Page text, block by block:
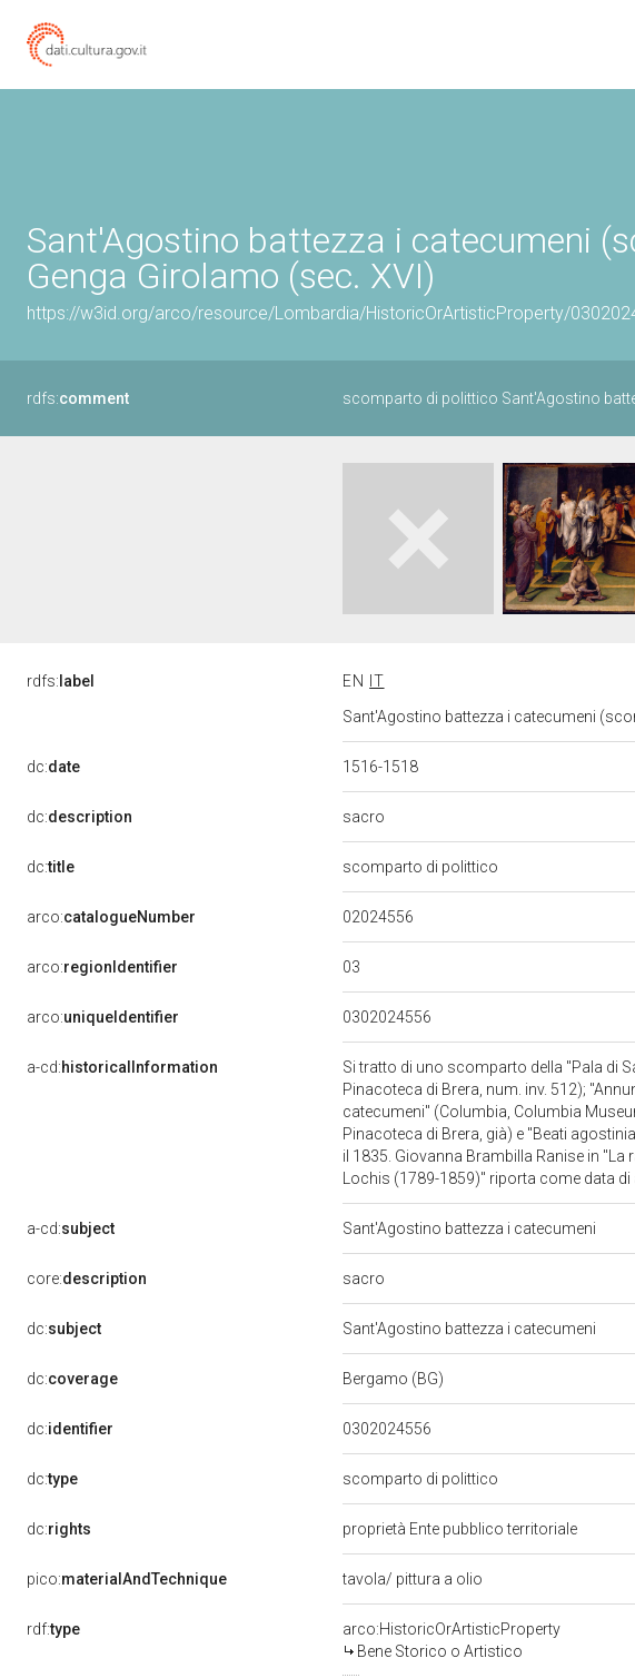
Sant'Agostino battezza i catecumeni
Genga Girolamo (sec. XVI)
https://w3id.org/arco/resource/Lombardia/HistoricOrArtisticProperty/
rdfs:comment scomparto di polittico Sant'Agostino
rdfs: label EN
IT
Sant'Agostino battezza i catecumeni
dc:date 1516-1518
dc:description sacro
dc:title scomparto di polittico
arco:catalogueNumber 02024556
arco:regionIdentifier 03
arco:uniqueIdentifier 0302024556
a-cd:historicalInformation
Si tratto di uno scomparto della "Pala di
Pinacoteca di Brera, num. inv. 512);
catecumeni" (Columbia, Columbia
Pinacoteca di Brera, già) e "Beati
il 1835. Giovanna Brambilla Ranise in
Lochis (1789-1859)" riporta come data
a-cd:subject Sant'Agostino battezza i catecumeni
core:description sacro
dc:subject Sant'Agostino battezza i catecumeni
dc:coverage Bergamo (BG)
dc:identifier 0302024556
dc:type scomparto di polittico
dc:rights proprietà Ente pubblico territoriale
pico:materialAndTechnique tavola/ pittura a olio
rdf:type
arco:HistoricOrArtisticProperty
Bene Storico o Artistico